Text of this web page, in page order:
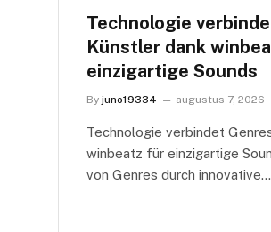
Technologie
Künstler dank
einzigartige Sounds
By juno19334 augustus 7, 2026
Technologie verbindet
winbeatz für einzigartige
von Genres durch innovative…